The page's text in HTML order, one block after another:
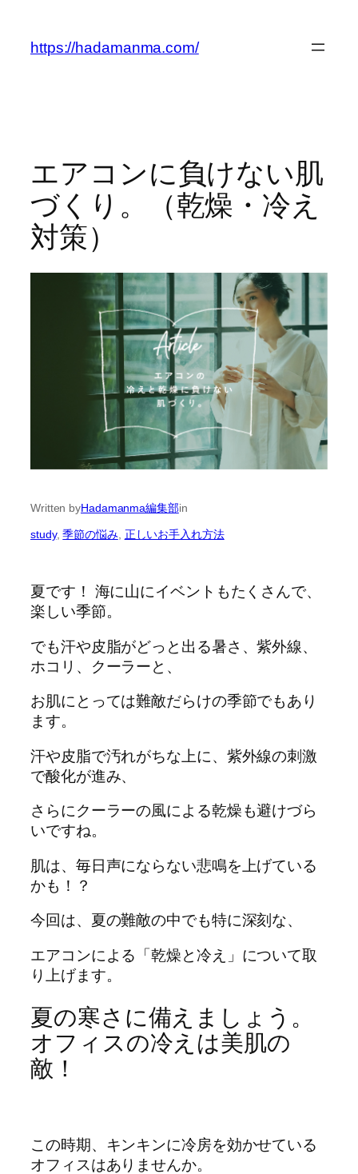
https://hadamanma.com/
エアコンに負けない肌
づくり。（乾燥・冷え
対策）
Written byHadamanma編集部in
study, 季節の悩み, 正しいお手入れ方法
夏です！ 海に山にイベントもたくさんで、
楽しい季節。
でも汗や皮脂がどっと出る暑さ、紫外線、
ホコリ、クーラーと、
お肌にとっては難敵だらけの季節でもあり
ます。
汗や皮脂で汚れがちな上に、紫外線の刺激
で酸化が進み、
さらにクーラーの風による乾燥も避けづら
いですね。
肌は、毎日声にならない悲鳴を上げている
かも！？
今回は、夏の難敵の中でも特に深刻な、
エアコンによる「乾燥と冷え」について取
り上げます。
夏の寒さに備えましょう。
オフィスの冷えは美肌の
敵！
この時期、キンキンに冷房を効かせている
オフィスはありませんか。